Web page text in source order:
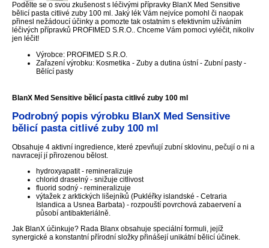
Podělte se o svou zkušenost s léčivými přípravky BlanX Med Sensitive
bělicí pasta citlivé zuby 100 ml. Jaký lék Vám nejvíce pomohl či naopak
přinesl nežádoucí účinky a pomozte tak ostatním s efektivním užíváním
léčivých přípravků PROFIMED S.R.O.. Chceme Vám pomoci vyléčit, nikoliv
jen léčit!
Výrobce: PROFIMED S.R.O.
Zařazení výrobku: Kosmetika - Zuby a dutina ústní - Zubní pasty -
Bělící pasty
BlanX Med Sensitive bělicí pasta citlivé zuby 100 ml
Podrobný popis výrobku BlanX Med Sensitive
bělicí pasta citlivé zuby 100 ml
Obsahuje 4 aktivní ingredience, které zpevňují zubní sklovinu, pečují o ni a
navracejí jí přirozenou bělost.
hydroxyapatit - remineralizuje
chlorid draselný - snižuje citlivost
fluorid sodný - remineralizuje
výtažek z arktických lišejníků (Pukléřky islandské - Cetraria
Islandica a Usnea Barbata) - rozpouští povrchová zabaervení a
působí antibakteriálně.
Jak BlanX účinkuje? Rada Blanx obsahuje speciální formuli, jejíž
synergické a konstantní přírodní složky přinášejí unikátní bělicí účinek.